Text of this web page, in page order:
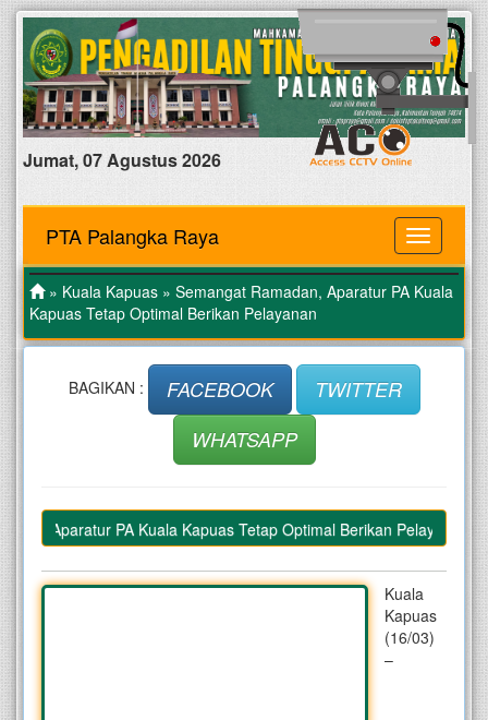
Jumat, 07 Agustus 2026
MENU
PTA Palangka Raya
» Kuala Kapuas » Semangat Ramadan, Aparatur PA Kuala
Kapuas Tetap Optimal Berikan Pelayanan
BAGIKAN : FACEBOOK
TWITTER
WHATSAPP
Aparatur PA Kuala Kapuas Tetap Optimal Berikan Pelayanan
Kuala
Kapuas
(16/03)
–